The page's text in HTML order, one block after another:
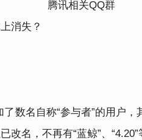
腾讯相关QQ群
消失？
数名自称“参与者”的用户
名，不再有“蓝鲸”、“4.20”